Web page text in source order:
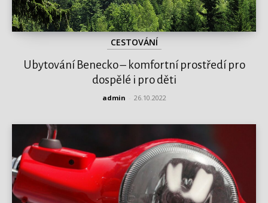
CESTOVÁNÍ
Ubytování Benecko – komfortní prostředí pro
dospělé i pro děti
admin 26.10.2022